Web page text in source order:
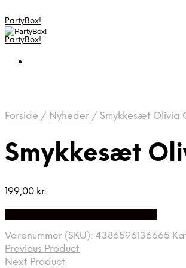
PartyBox!
PartyBox!
Forside / Nyheder / Smykkesæt Olivia
Smykkesæt
199,00 kr.
Varenummer (SKU): 4386596136665
Previous Product
Next Product